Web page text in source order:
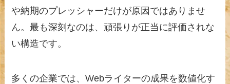
や納期のプレッシャーだけが原因ではありませ
ん。最も深刻なのは、頑張りが正当に評価されな
い構造です。
多くの企業では、Webライターの成果を数値化す